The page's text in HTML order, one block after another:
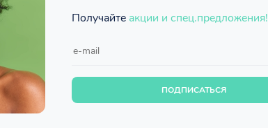
Получайте акции и спец.предложения!
ПОДПИСАТЬСЯ